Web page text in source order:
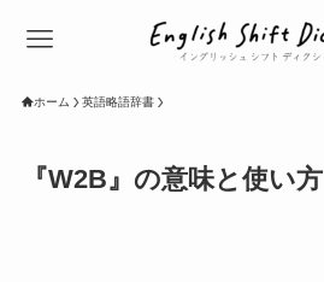
ホーム 英語略語辞書
『W2B』の意味と使い方